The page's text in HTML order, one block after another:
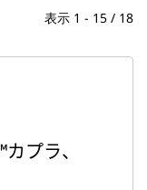
表示 1 - 15 / 18
プラ、